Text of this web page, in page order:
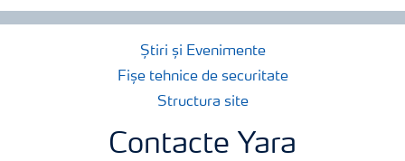
Știri și Evenimente
Fișe tehnice de securitate
Structura site
Contacte Yara